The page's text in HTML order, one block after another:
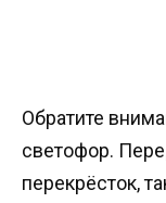
Обратите
светофор.
перекрёсток,